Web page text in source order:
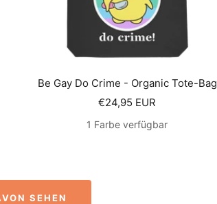
Be Gay Do Crime - Organic Tote-Bag
Angebotspreis
€24,95 EUR
1 Farbe verfügbar
SEHEN